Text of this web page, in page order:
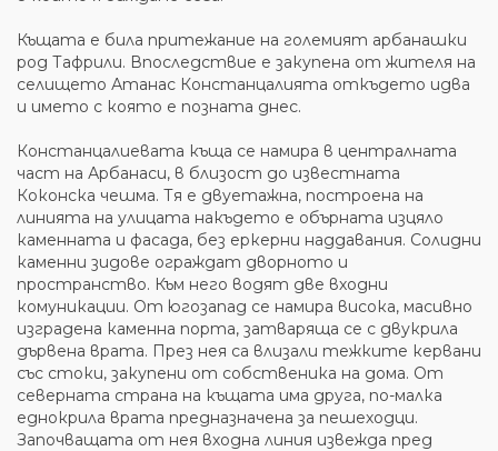
Къщата е била притежание на големият арбанашки
род Тафрили. Впоследствие е закупена от жителя на
селището Атанас Констанцалията откъдето идва
и името с която е позната днес.
Констанцалиевата къща се намира в централната
част на Арбанаси, в близост до известната
Коконска чешма. Тя е двуетажна, построена на
линията на улицата накъдето е обърната изцяло
каменната и фасада, без еркерни наддавания. Солидни
каменни зидове ограждат дворното и
пространство. Към него водят две входни
комуникации. От югозапад се намира висока, масивно
изградена каменна порта, затваряща се с двукрила
дървена врата. През нея са влизали тежките кервани
със стоки, закупени от собственика на дома. От
северната страна на къщата има друга, по-малка
еднокрила врата предназначена за пешеходци.
Започващата от нея входна линия извежда пред